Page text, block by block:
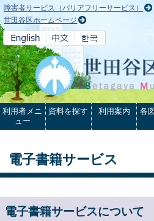
本文へ
障害者サービス（バリアフリーサービス）
世田谷区ホームページ
利用者メニ
ュー
資料を探す 利用案内
各
電子書籍サービス
電子書籍サービスについて